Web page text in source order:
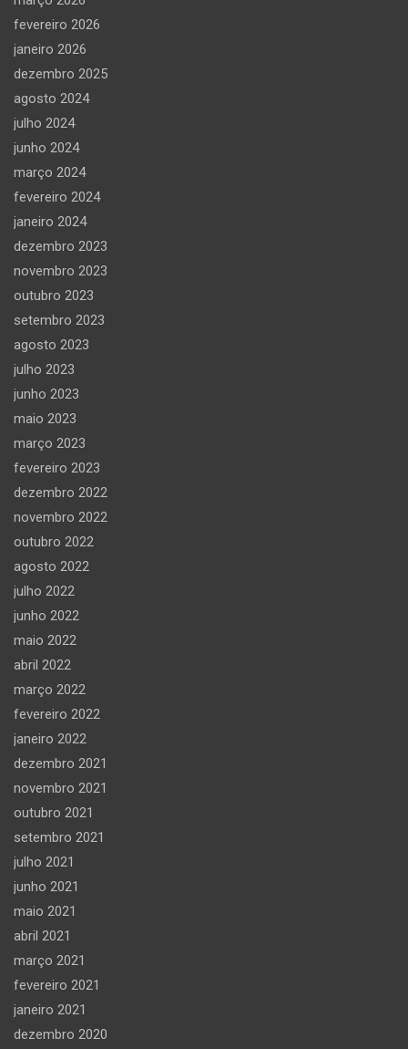
fevereiro 2026
janeiro 2026
dezembro 2025
agosto 2024
julho 2024
junho 2024
março 2024
fevereiro 2024
janeiro 2024
dezembro 2023
novembro 2023
outubro 2023
setembro 2023
agosto 2023
julho 2023
junho 2023
maio 2023
março 2023
fevereiro 2023
dezembro 2022
novembro 2022
outubro 2022
agosto 2022
julho 2022
junho 2022
maio 2022
abril 2022
março 2022
fevereiro 2022
janeiro 2022
dezembro 2021
novembro 2021
outubro 2021
setembro 2021
julho 2021
junho 2021
maio 2021
abril 2021
março 2021
fevereiro 2021
janeiro 2021
dezembro 2020